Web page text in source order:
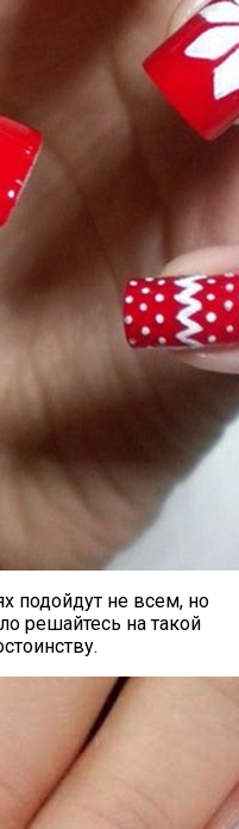
подойдут не всем, но
решайтесь на такой